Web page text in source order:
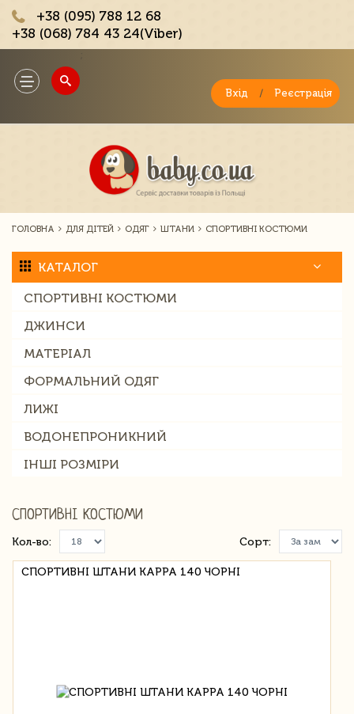
+38 (095) 788 12 68
+38 (068) 784 43 24(Viber)
Toggle
navigation
Вхід / Реєстрація
ГОЛОВНА ДЛЯ ДІТЕЙ ОДЯГ ШТАНИ СПОРТИВНІ КОСТЮМИ
КАТАЛОГ
СПОРТИВНІ КОСТЮМИ
ДЖИНСИ
МАТЕРІАЛ
ФОРМАЛЬНИЙ ОДЯГ
ЛИЖІ
ВОДОНЕПРОНИКНИЙ
ІНШІ РОЗМІРИ
СПОРТИВНІ КОСТЮМИ
Кол-во: Сорт:
СПОРТИВНІ ШТАНИ KAPPA 140 ЧОРНІ